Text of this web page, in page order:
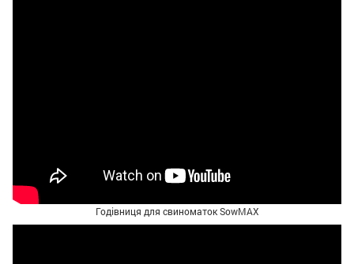
Годівниця для свиноматок SowMAX